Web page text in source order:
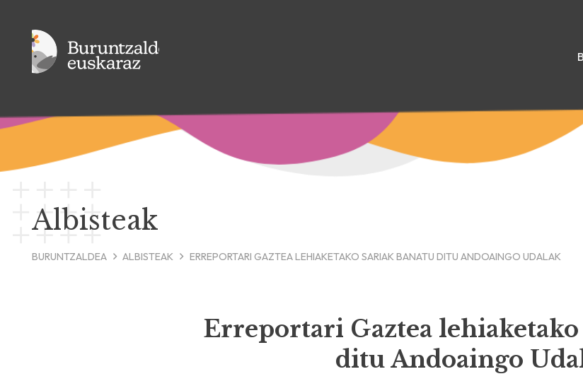
Albisteak
BURUNTZALDEA ALBISTEAK ERREPORTARI GAZTEA LEHIAKETAKO SARIAK BANATU DITU ANDOAINGO UDALAK
Erreportari Gaztea
ditu Andoaingo